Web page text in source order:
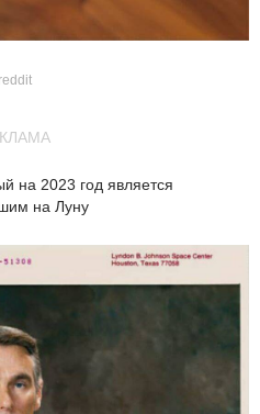
reddit
на 2023 год является
на Луну